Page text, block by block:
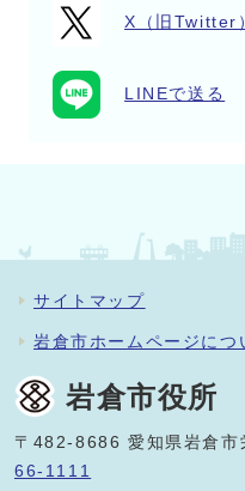
X（旧Twitter
LINEで送る
サイトマップ
岩倉市ホームページにつ
岩倉市役所
〒482-8686 愛知県岩倉
66-1111